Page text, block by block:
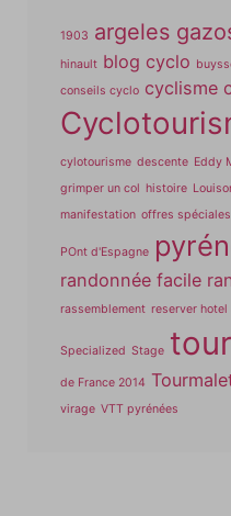
1903 argeles
hinault blog cyclo
conseils cyclo cyclisme
cylotourisme descente Eddy
grimper un col histoire
manifestation offres
POnt d'Espagne
randonnée facile
rassemblement reserver hotel
Specialized Stage
de France 2014
virage VTT pyrénées